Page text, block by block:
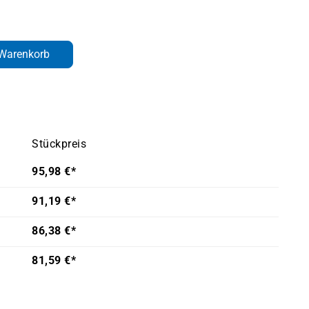
gewünschten Wert ein oder
Stückpreis
95,98 €*
91,19 €*
86,38 €*
81,59 €*